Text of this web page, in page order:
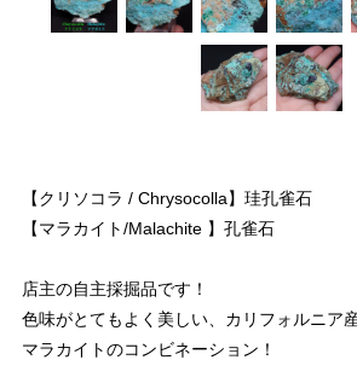
【クリソコラ / Chrysocolla】珪孔雀石
【マラカイト/Malachite 】孔雀石
店主の自主採掘品です！
色味がとてもよく美しい、カリフォルニア
マラカイトのコンビネーション！